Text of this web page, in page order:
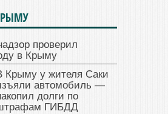
проверил
в Крыму
Крыму у жителя Саки
автомобиль —
долги по
ГИБДД